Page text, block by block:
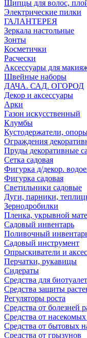
Щипцы для волос,
Электрические пилки
ГАЛАНТЕРЕЯ
Зеркала настольные
Зонты
Косметички
Расчески
Аксессуары для
Швейные наборы
ДАЧА. САД. ОГОРОД
Декор и аксессуары
Арки
Газон искусственный
Клумбы
Кустодержатели,
Ограждения
Пруды декоративные
Сетка садовая
Фигурка д/декор.
Фигурка садовая
Светильники садовые
Дуги, парники,
Зернодробилки
Пленка, укрывной
Садовый инвентарь
Поливочный
Садовый инструмент
Опрыскиватели и
Перчатки, рукавицы
Сидераты
Средства для
Средства защиты
Регуляторы роста
Средства от болезней
Средства от
Средства от бытовых
Средства от грызунов